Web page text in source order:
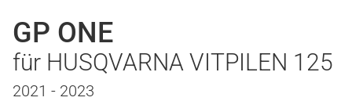
GP ONE
für HUSQVARNA VITPILEN 125
2021 - 2023